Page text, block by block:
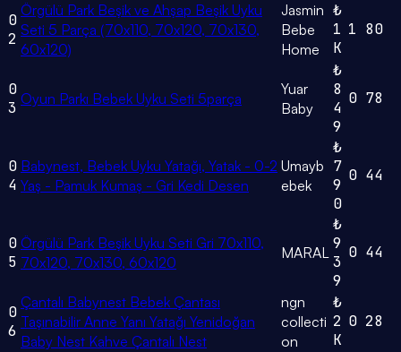
0
2
Örgülü Park Beşik ve Ahşap Beşik Uyku
Seti 5 Parça (70x110, 70x120, 70x130,
60x120)
Jasmin
Bebe
Home
₺
1
K
1 80
0
3 Oyun Parkı Bebek Uyku Seti 5parça
Yuar
Baby
₺
8
4
9
0 78
0
4
Babynest, Bebek Uyku Yatağı, Yatak - 0-2
Yaş - Pamuk Kumaş - Gri Kedi Desen
Umayb
ebek
₺
7
9
0
0 44
0
5
Örgülü Park Beşik Uyku Seti Gri 70x110,
70x120, 70x130, 60x120
MARAL
₺
9
3
9
0 44
0
6
Çantalı Babynest Bebek Çantası
Taşınabilir Anne Yanı Yatağı Yenidoğan
Baby Nest Kahve Çantalı Nest
ngn
collecti
on
₺
2
K
0 28